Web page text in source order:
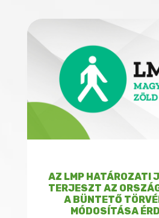
AZ LMP HATÁROZATI
TERJESZT AZ
A BÜNTETŐ
MÓDOSÍTÁSA